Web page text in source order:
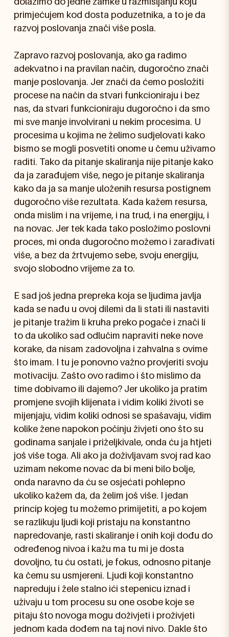
primjećujem kod dosta poduzetnika, a to je da
razvoj poslovanja znači više posla.
Zapravo razvoj poslovanja, ako ga radimo
adekvatno i na pravilan način, dugoročno znači
manje poslovanja. Jer znači da ćemo posložiti
procese na način da stvari funkcioniraju i bez
nas, da stvari funkcioniraju dugoročno i da smo
mi sve manje involvirani u nekim procesima. U
procesima u kojima ne želimo sudjelovati kako
bismo se mogli posvetiti onome u čemu uživamo
raditi. Tako da pitanje skaliranja nije pitanje kako
da ja zarađujem više, nego je pitanje skaliranja
kako da ja sa manje uloženih resursa postignem
dugoročno više rezultata. Kada kažem resursa,
onda mislim i na vrijeme, i na trud, i na energiju, i
na novac. Jer tek kada tako posložimo poslovni
proces, mi onda dugoročno možemo i zarađivati
više, a bez da žrtvujemo sebe, svoju energiju,
svojo slobodno vrijeme za to.
E sad još jedna prepreka koja se ljudima javlja
kada se nađu u ovoj dilemi da li stati ili nastaviti
je pitanje tražim li kruha preko pogače i znači li
to da ukoliko sad odlučim napraviti neke nove
korake, da nisam zadovoljna i zahvalna s ovime
što imam. I tu je ponovno važno provjeriti svoju
motivaciju. Zašto ovo radimo i što mislimo da
time dobivamo ili dajemo? Jer ukoliko ja pratim
promjene svojih klijenata i vidim koliki životi se
mijenjaju, vidim koliki odnosi se spašavaju, vidim
kolike žene napokon počinju živjeti ono što su
godinama sanjale i priželjkivale, onda ću ja htjeti
još više toga. Ali ako ja doživljavam svoj rad kao
uzimam nekome novac da bi meni bilo bolje,
onda naravno da ću se osjećati pohlepno
ukoliko kažem da, da želim još više. I jedan
princip kojeg tu možemo primijetiti, a po kojem
se razlikuju ljudi koji pristaju na konstantno
napredovanje, rasti skaliranje i onih koji dođu do
određenog nivoa i kažu ma tu mi je dosta
dovoljno, tu ću ostati, je fokus, odnosno pitanje
ka čemu su usmjereni. Ljudi koji konstantno
napreduju i žele stalno ići stepenicu iznad i
uživaju u tom procesu su one osobe koje se
pitaju što novoga mogu doživjeti i proživjeti
jednom kada dođem na taj novi nivo. Dakle što